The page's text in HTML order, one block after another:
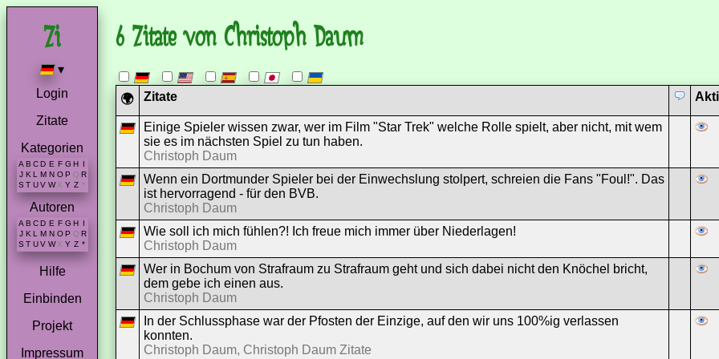
▾
Login
Zitate
Kategorien
A B C D E F G H I
J K L M N O P Q R
S T U V W X Y Z *
Autoren
A B C D E F G H
J K L M N O P Q R
S T U V W X Y Z *
Hilfe
Einbinden
Projekt
Impressum
6 Zitate von Christoph Daum
🌍 Zitate
Einige Spieler wissen zwar, wer im Film "Star Trek" welche Rolle spielt, aber nicht, mit wem
sie es im nächsten Spiel zu tun haben.
Christoph Daum
Wenn ein Dortmunder Spieler bei der Einwechslung stolpert, schreien die Fans "Foul!". Das
ist hervorragend - für den BVB.
Christoph Daum
Wie soll ich mich fühlen?! Ich freue mich immer über Niederlagen!
Christoph Daum
Wer in Bochum von Strafraum zu Strafraum geht und sich dabei nicht den Knöchel bricht,
dem gebe ich einen aus.
Christoph Daum
In der Schlussphase war der Pfosten der Einzige, auf den wir uns 100%ig verlassen
konnten.
Christoph Daum, Christoph Daum Zitate